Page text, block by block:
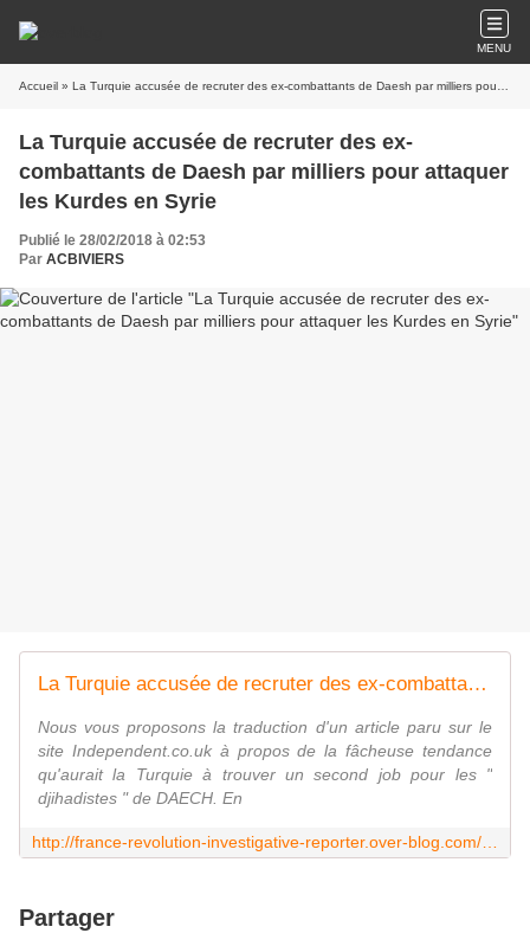
MENU
Accueil » La Turquie accusée de recruter des ex-combattants de Daesh par milliers pour attaquer les Kurdes en Syrie
La Turquie accusée de recruter des ex-
combattants de Daesh par milliers pour attaquer
les Kurdes en Syrie
Publié le 28/02/2018 à 02:53
Par ACBIVIERS
La Turquie accusée de recruter des ex-combattants de Daesh par milliers pour attaquer les Kurdes en Syrie - France Révolution
Nous vous proposons la traduction d'un article paru sur le
site Independent.co.uk à propos de la fâcheuse tendance
qu'aurait la Turquie à trouver un second job pour les "
djihadistes " de DAECH. En
Partager